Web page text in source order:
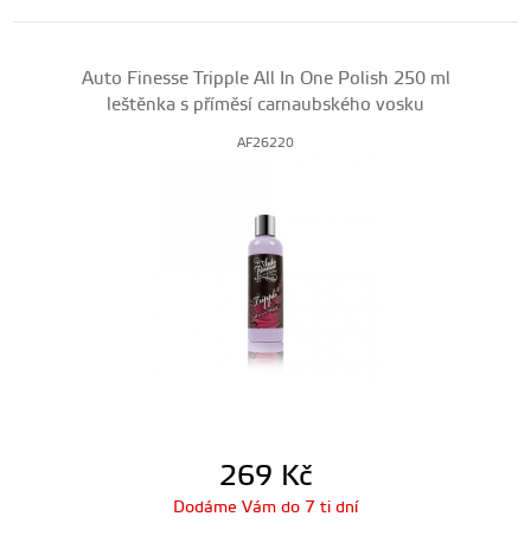
Auto Finesse Tripple All In One Polish 250 ml
leštěnka s příměsí carnaubského vosku
AF26220
269 Kč
Dodáme Vám do 7 ti dní